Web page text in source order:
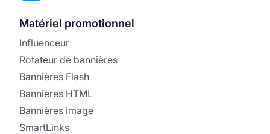
Matériel promotionnel
Influenceur
Rotateur de bannières
Bannières Flash
Bannières HTML
Bannières image
SmartLinks